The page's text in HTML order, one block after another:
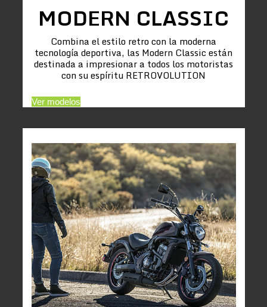
MODERN CLASSIC
Combina el estilo retro con la moderna
tecnología deportiva, las Modern Classic están
destinada a impresionar a todos los motoristas
con su espíritu RETROVOLUTION
Ver modelos